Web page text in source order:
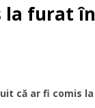
la furat în
că ar fi comis la